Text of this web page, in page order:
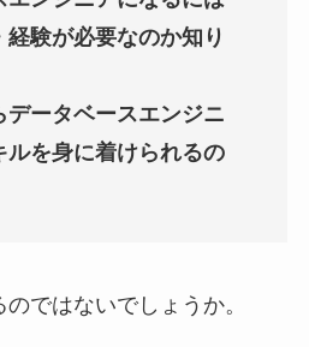
経験が必要なのか知り
データベースエンジニ
ルを身に着けられるの
ではないでしょうか。